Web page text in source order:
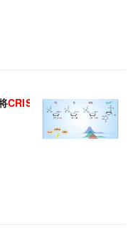
CRISPR-Cas13在人细胞中